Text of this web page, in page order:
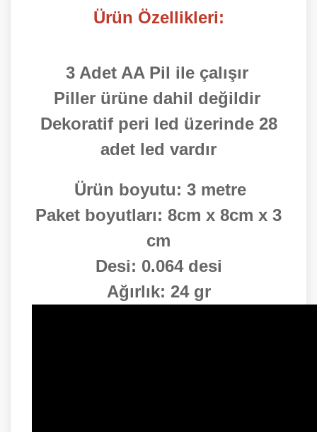
Ürün Özellikleri:
3 Adet AA Pil ile çalışır
Piller ürüne dahil değildir
Dekoratif peri led üzerinde 28
adet led vardır
Ürün boyutu: 3 metre
Paket boyutları: 8cm x 8cm x 3
cm
Desi: 0.064 desi
Ağırlık: 24 gr